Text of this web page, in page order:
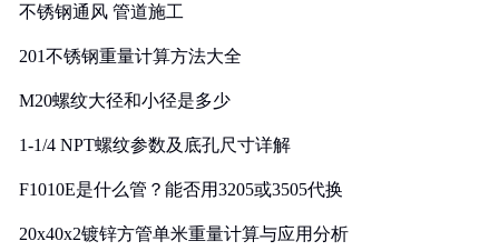
不锈钢通风 管道施工
201不锈钢重量计算方法大全
M20螺纹大径和小径是多少
1-1/4 NPT螺纹参数及底孔尺寸详解
F1010E是什么管？能否用3205或3505代换
20x40x2镀锌方管单米重量计算与应用分析